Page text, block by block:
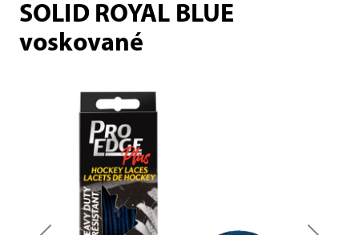
SOLID ROYAL BLUE
voskované